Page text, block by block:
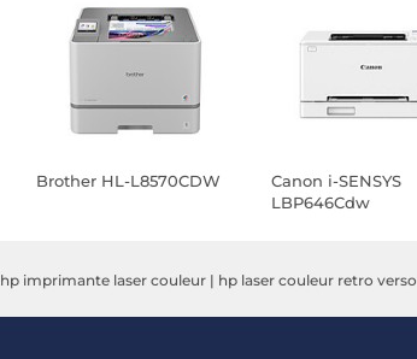
Brother HL-L8570CDW
Canon i-SENSYS
LBP646Cdw
hp imprimante laser couleur | hp laser couleur retro verso